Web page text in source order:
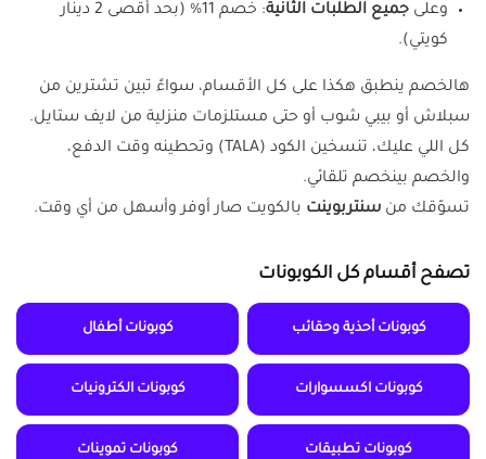
وعلى جميع الطلبات الثانية
: خصم 11% (بحد أقصى 2 دينار
كويتي).
هالخصم ينطبق هكذا على كل الأقسام، سواءً تبين تشترين من
سبلاش أو بيبي شوب أو حتى مستلزمات منزلية من لايف ستايل.
كل اللي عليك، تنسخين الكود (TALA) وتحطينه وقت الدفع،
والخصم بينخصم تلقائي.
تسوّقك من سنتربوينت بالكويت صار أوفر وأسهل من أي وقت.
تصفح أقسام كل الكوبونات
كوبونات أحذية وحقائب كوبونات أطفال
كوبونات اكسسوارات كوبونات الكترونيات
كوبونات تطبيقات كوبونات تموينات